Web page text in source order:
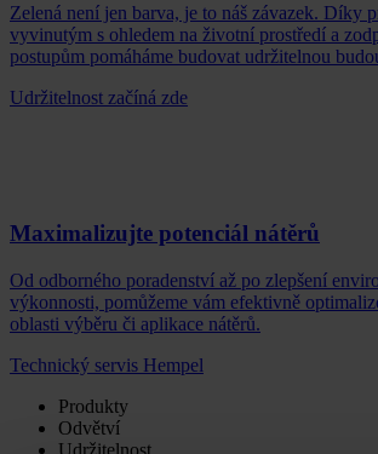
Zelená není jen barva, je to náš závazek. Díky
vyvinutým s ohledem na životní prostředí a
postupům pomáháme budovat udržitelnou
Udržitelnost začíná zde
Maximalizujte potenciál nátěrů
Od odborného poradenství až po zlepšení
výkonnosti, pomůžeme vám efektivně
oblasti výběru či aplikace nátěrů.
Technický servis Hempel
Produkty
Odvětví
Udržitelnost